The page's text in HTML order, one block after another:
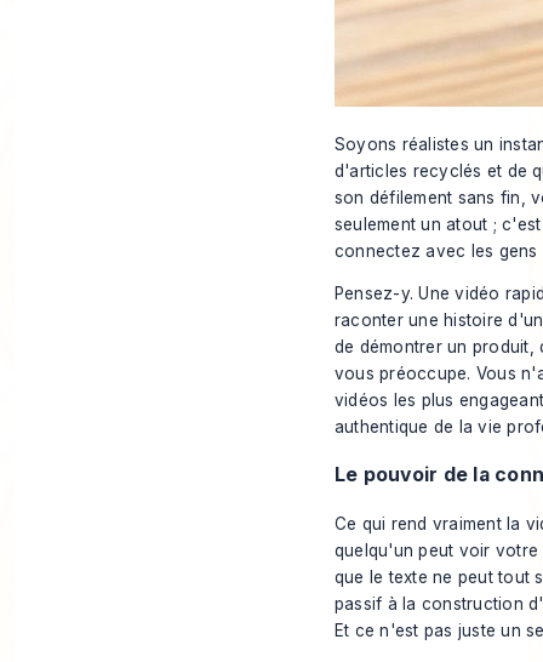
Soyons réalistes un
d'articles recyclés et de
son défilement sans fin,
seulement un atout ;
connectez avec les gens
Pensez-y. Une vidéo
raconter une histoire
de démontrer un produit,
vous préoccupe. Vous
vidéos les plus
authentique de la vie
Le pouvoir de la
Ce qui rend vraiment la
quelqu'un peut voir
que le texte ne peut tout
passif à la construction
Et ce n'est pas juste un